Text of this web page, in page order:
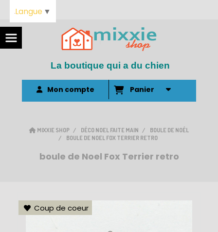
La boutique qui a du chien
Mon compte Panier
MIXXIE SHOP DÉCO NOEL FAITE MAIN
BOULE DE NOÉL
BOULE DE NOEL FOX TERRIER RETRO
boule de Noel Fox Terrier retro
Coup de coeur
Langue ▼